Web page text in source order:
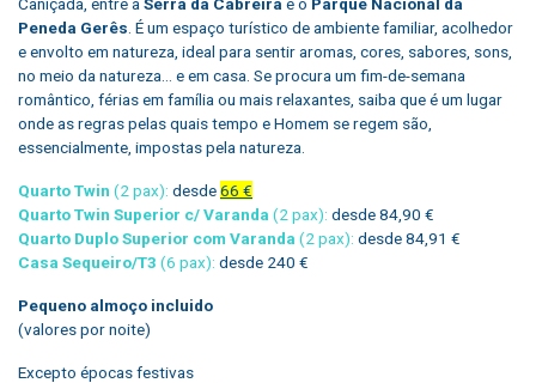
Peneda Gerês . É um espaço turístico de ambiente familiar, acolhedor
e envolto em natureza, ideal para sentir aromas, cores, sabores, sons,
no meio da natureza… e em casa. Se procura um fim-de-semana
romântico, férias em família ou mais relaxantes, saiba que é um lugar
onde as regras pelas quais tempo e Homem se regem são,
essencialmente, impostas pela natureza.
Quarto Twin (2 pax): desde66 €
Quarto Twin Superior c/ Varanda (2 pax): desde 84,90 €
Quarto Duplo Superior com Varanda (2 pax): desde 84,91 €
Casa Sequeiro/T3 (6 pax): desde 240 €
Pequeno almoço incluido
(valores por noite)
Excepto épocas festivas